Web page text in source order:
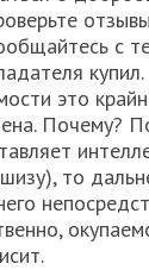
с
это
Почему?
то